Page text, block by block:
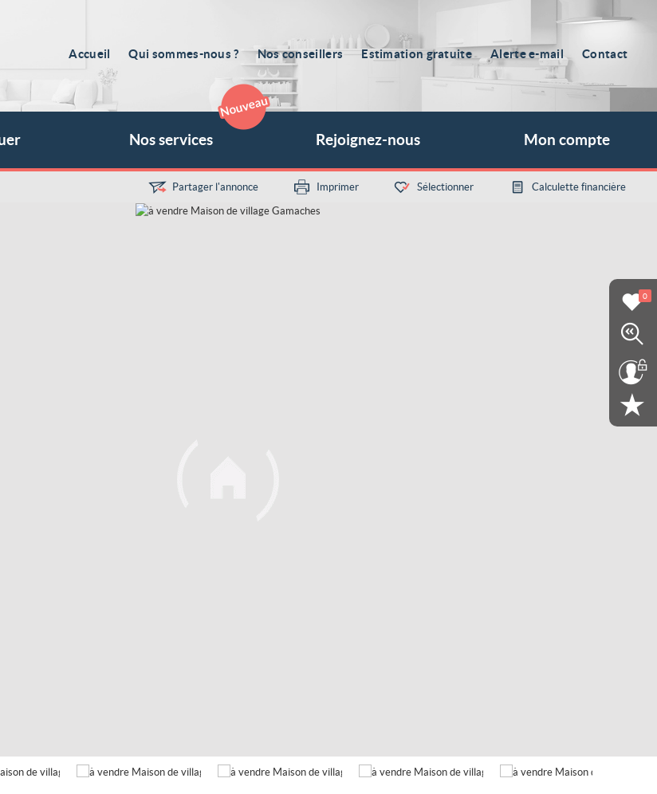
Accueil Qui sommes-nous ? Nos conseillers Estimation gratuite Alerte e-mail Contact
0
Nos services Rejoignez-nous Mon compte
Partager l'annonce Imprimer Sélectionner Calculette financière